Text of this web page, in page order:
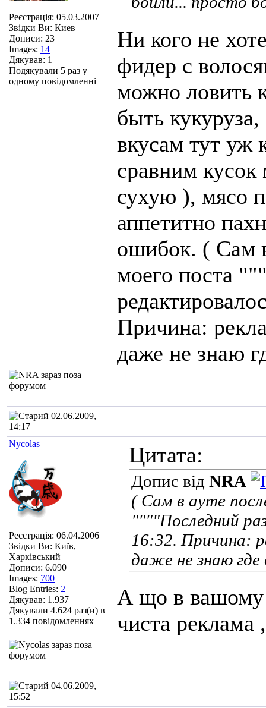
Реєстрація: 05.03.2007
Звідки Ви: Киев
Дописи: 23
Images: 14
Дякував: 1
Подякували 5 раз у
одному повідомленні
Ни кого не
фидер с
можно ловить
быть
вкусам тут уж
сравним кусок
сухую ), мясо
аппетитно
ошибок. ( Сам
моего поста
Причина:
даже не знаю
02.06.2009,
14:17
Nycolas
Реєстрація: 06.04.2006
Звідки Ви: Київ,
Харківський
Дописи: 6.090
Images: 700
Blog Entries: 2
Дякував: 1.937
Дякували 4.624 раз(и) в
1.334 повідомленнях
Цитата:
Допис від NRA
( Сам в ауте
""""Последний
16:32. Причина:
даже не знаю где
А що в вашому
чиста реклама
04.06.2009,
15:52